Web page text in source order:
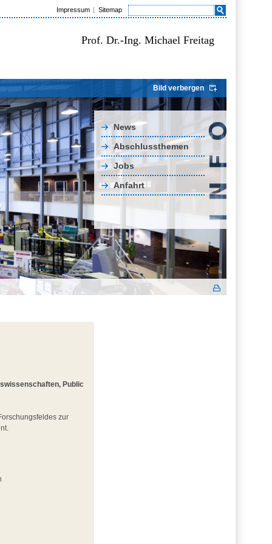
Impressum Sitemap
Prof. Dr.-Ing. Michael Freitag
Bild verbergen
News
Abschlussthemen
Jobs
Anfahrt
Public
zur